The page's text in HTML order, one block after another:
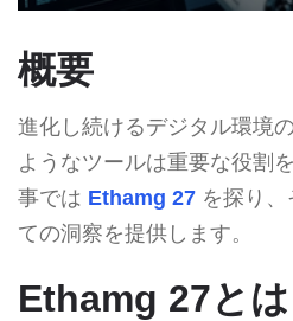
概要
進化し続けるデジタル環境の
ようなツールは重要な役割
事では Ethamg 27 を探り
ての洞察を提供します。
Ethamg 27とは